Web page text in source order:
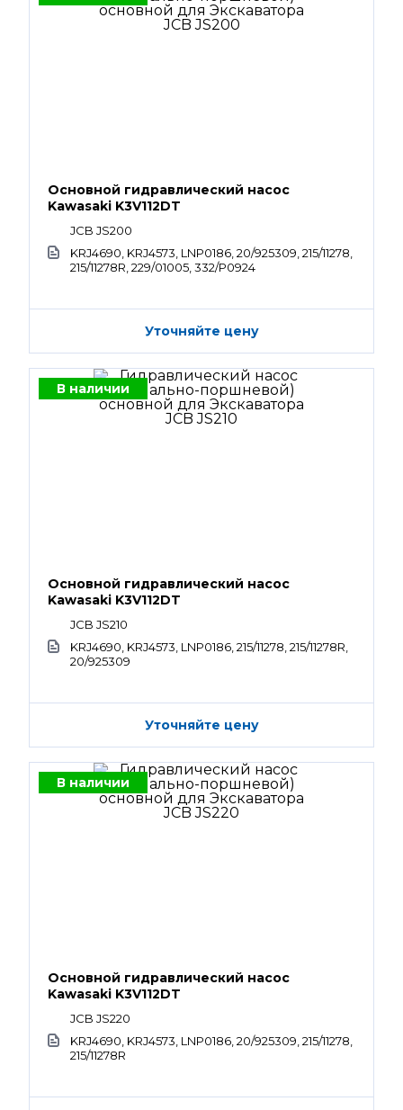
Основной гидравлический насос
Kawasaki K3V112DT
JCB JS200
KRJ4690, KRJ4573, LNP0186, 20/925309, 215/11278,
215/11278R, 229/01005, 332/P0924
Уточняйте цену
В наличии
Основной гидравлический насос
Kawasaki K3V112DT
JCB JS210
KRJ4690, KRJ4573, LNP0186, 215/11278, 215/11278R,
20/925309
Уточняйте цену
В наличии
Основной гидравлический насос
Kawasaki K3V112DT
JCB JS220
KRJ4690, KRJ4573, LNP0186, 20/925309, 215/11278,
215/11278R